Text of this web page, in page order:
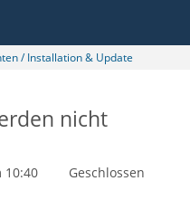
/ Installation & Update
nicht
10:40
Geschlossen